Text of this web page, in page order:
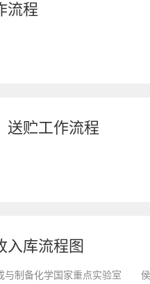
流程
送贮工作流程
入库流程图
成与制备化学国家重点实验